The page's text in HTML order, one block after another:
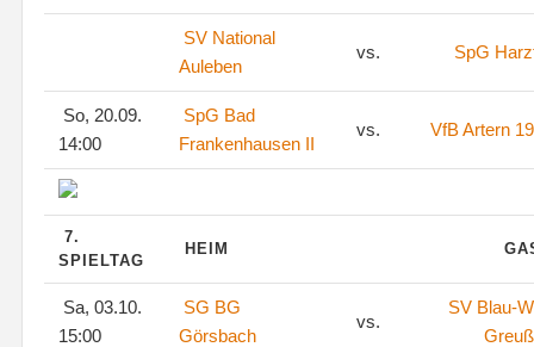
SV National
Auleben
vs. SpG
So, 20.09.
14:00
SpG Bad
Frankenhausen II
vs. VfB Artern
7.
SPIELTAG
HEIM
Sa, 03.10.
15:00
SG BG
Görsbach
vs.
SV Blau-